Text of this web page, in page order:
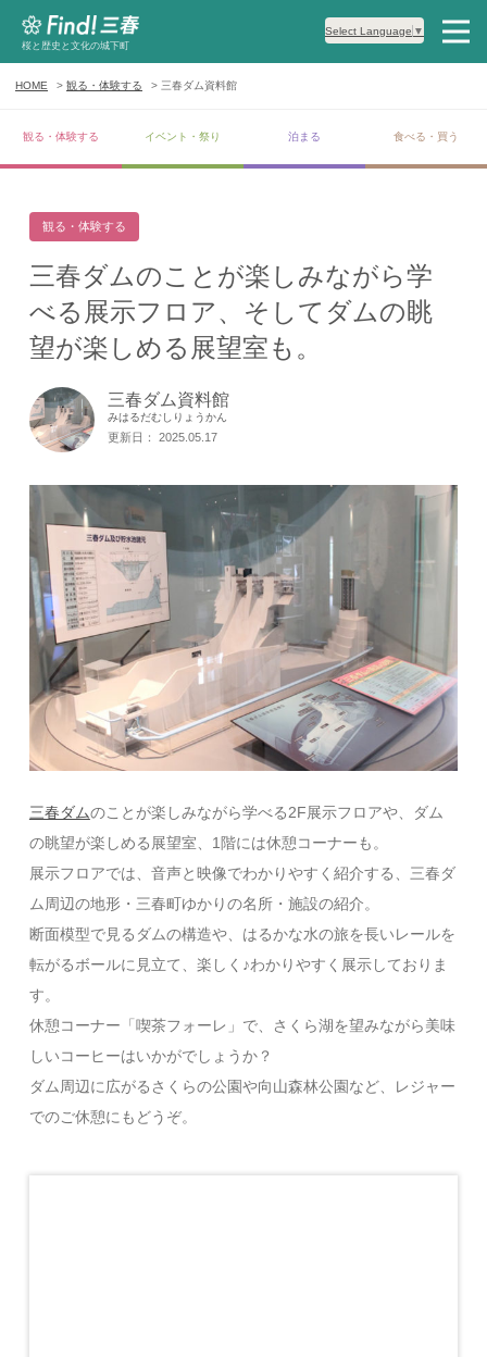
桜と歴史と文化の城下町
Select Language ▼
HOME 観る・体験する 三春ダム資料館
観る・体験する イベント・祭り 泊まる 食べる・買う
観る・体験する
三春ダムのことが楽しみながら学
べる展示フロア、そしてダムの眺
望が楽しめる展望室も。
三春ダム資料館
みはるだむしりょうかん
更新日： 2025.05.17
三春ダムのことが楽しみながら学べる2F展示フロアや、ダム
の眺望が楽しめる展望室、1階には休憩コーナーも。
展示フロアでは、音声と映像でわかりやすく紹介する、三春ダ
ム周辺の地形・三春町ゆかりの名所・施設の紹介。
断面模型で見るダムの構造や、はるかな水の旅を長いレールを
転がるボールに見立て、楽しく♪わかりやすく展示しておりま
す。
休憩コーナー「喫茶フォーレ」で、さくら湖を望みながら美味
しいコーヒーはいかがでしょうか？
ダム周辺に広がるさくらの公園や向山森林公園など、レジャー
でのご休憩にもどうぞ。